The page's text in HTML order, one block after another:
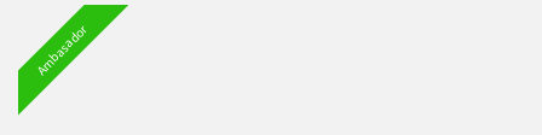
Ambasador